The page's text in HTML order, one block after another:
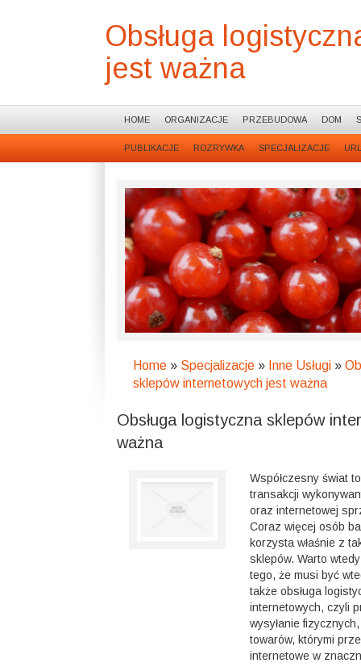
Obsługa
jest ważna
HOME ORGANIZACJE PRZEBUDOWA DOM
PUBLIKACJE ROZRYWKA SPECJALIZACJE
Home » Specjalizacje » Inne Usługi »
sklepów internetowych jest ważna
Obsługa logistyczna sklepów
ważna
Współczesny świat
transakcji
oraz internetowej
Coraz więcej osób
korzysta właśnie z
sklepów. Warto
tego, że musi być
także obsługa
internetowych, czyli
wysyłanie
towarów, którymi
internetowe w